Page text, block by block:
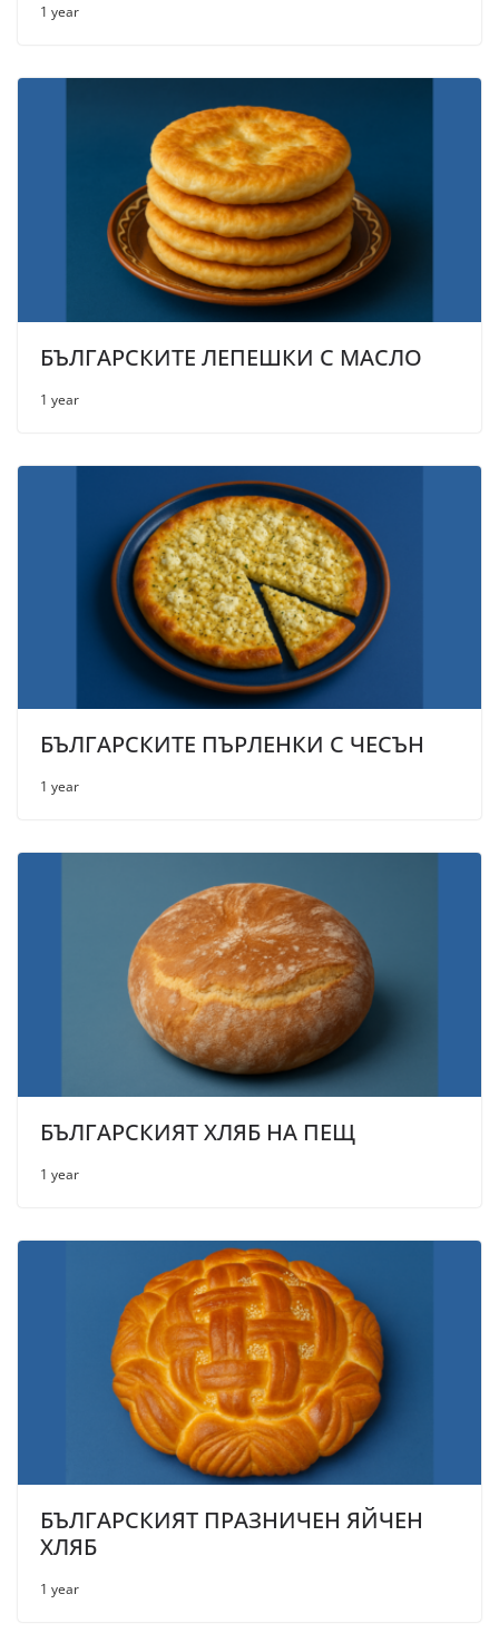
1 year
БЪЛГАРСКИТЕ ЛЕПЕШКИ С МАСЛО
1 year
БЪЛГАРСКИТЕ ПЪРЛЕНКИ С ЧЕСЪН
1 year
БЪЛГАРСКИЯТ ХЛЯБ НА ПЕЩ
1 year
БЪЛГАРСКИЯТ ПРАЗНИЧЕН ЯЙЧЕН
ХЛЯБ
1 year